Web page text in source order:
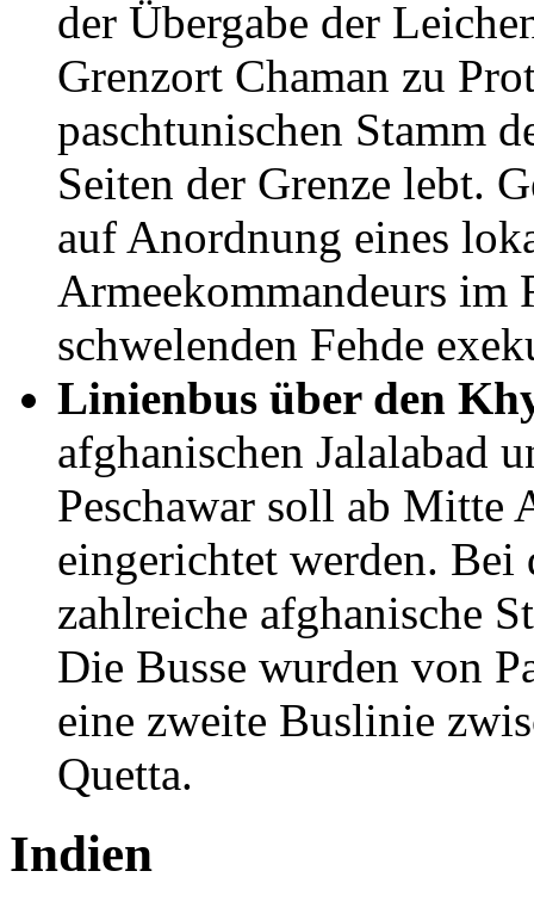
der Übergabe der
Grenzort Chaman zu
paschtunischen Stamm
Seiten der Grenze lebt.
auf Anordnung eines
Armeekommandeurs im
schwelenden Fehde
Linienbus über den
afghanischen Jalalabad
Peschawar soll ab Mitte
eingerichtet werden.
zahlreiche afghanische
Die Busse wurden von
eine zweite Buslinie
Quetta.
Indien